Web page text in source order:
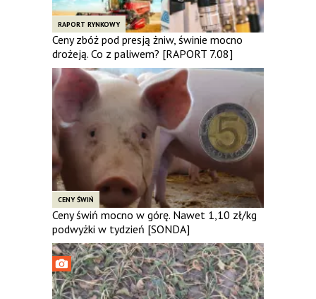
RAPORT RYNKOWY
Ceny zbóż pod presją żniw, świnie mocno
drożeją. Co z paliwem? [RAPORT 7.08]
CENY ŚWIŃ
Ceny świń mocno w górę. Nawet 1,10 zł/kg
podwyżki w tydzień [SONDA]